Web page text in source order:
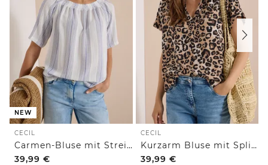
NEW
CECIL
Carmen-Bluse mit Streifenmuster
39,99 €
CECIL
Kurzarm Bluse mit Split Neck und Leo-Print
39,99 €